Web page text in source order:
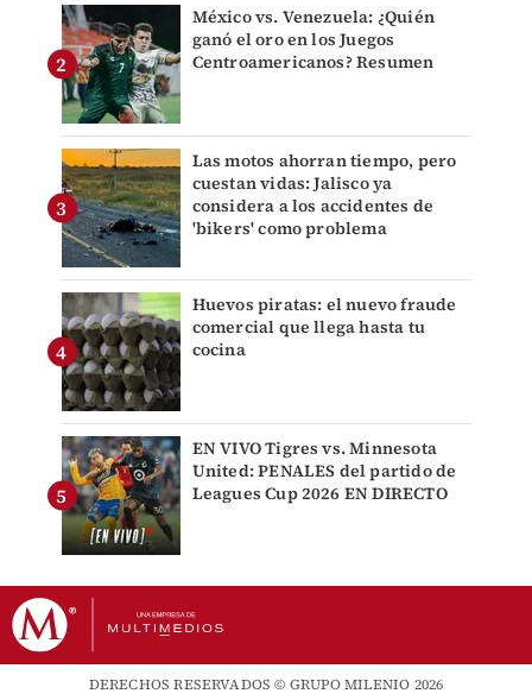
México vs. Venezuela: ¿Quién
ganó el oro en los Juegos
Centroamericanos? Resumen
Las motos ahorran tiempo, pero
cuestan vidas: Jalisco ya
considera a los accidentes de
'bikers' como problema
Huevos piratas: el nuevo fraude
comercial que llega hasta tu
cocina
EN VIVO Tigres vs. Minnesota
United: PENALES del partido de
Leagues Cup 2026 EN DIRECTO
DERECHOS RESERVADOS © GRUPO MILENIO 2026